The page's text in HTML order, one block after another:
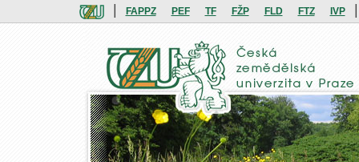
FAPPZ PEF TF FŽP FLD FTZ IVP